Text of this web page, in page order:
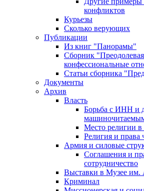
конфликтов
Курьезы
Сколько верующих
Публикации
Из книг "Панорамы"
Сборник "Преодолевая
конфессиональные
Статьи сборника
Документы
Архив
Власть
Борьба с ИНН и
Место религии
Религия и права
Армия и силовые
Соглашения и
сотрудничество
Выставки в Музее им.
Криминал